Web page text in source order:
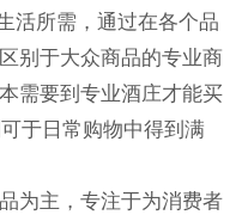
活所需，通过在各个品
别于大众商品的专业商
需要到专业酒庄才能买
于日常购物中得到满
为主，专注于为消费者